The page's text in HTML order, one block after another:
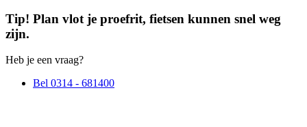
Tip! Plan vlot je proefrit, fietsen kunnen snel weg
zijn.
Heb je een vraag?
Bel 0314 - 681400